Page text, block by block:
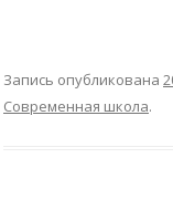
Запись опубликована
Современная школа.